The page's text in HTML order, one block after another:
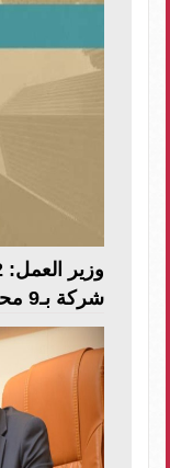
شركة بـ9 محافظات.. والتقديم طوال أغ...